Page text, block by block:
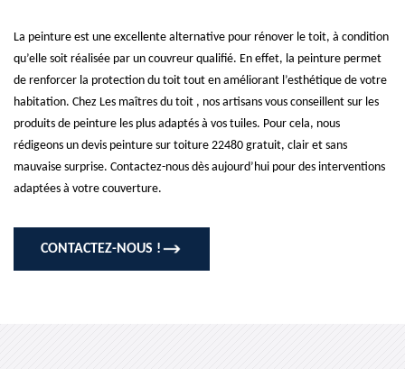
La peinture est une excellente alternative pour rénover le toit, à condition
qu’elle soit réalisée par un couvreur qualifié. En effet, la peinture permet
de renforcer la protection du toit tout en améliorant l’esthétique de votre
habitation. Chez Les maîtres du toit , nos artisans vous conseillent sur les
produits de peinture les plus adaptés à vos tuiles. Pour cela, nous
rédigeons un devis peinture sur toiture 22480 gratuit, clair et sans
mauvaise surprise. Contactez-nous dès aujourd’hui pour des interventions
adaptées à votre couverture.
CONTACTEZ-NOUS !